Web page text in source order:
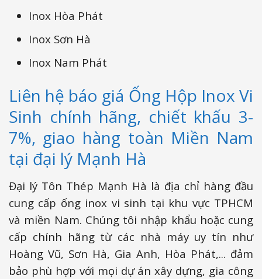
Inox Hòa Phát
Inox Sơn Hà
Inox Nam Phát
Liên hệ báo giá Ống Hộp Inox Vi
Sinh chính hãng, chiết khấu 3-
7%, giao hàng toàn Miền Nam
tại đại lý Mạnh Hà
Đại lý Tôn Thép Mạnh Hà là địa chỉ hàng đầu
cung cấp ống inox vi sinh tại khu vực TPHCM
và miền Nam. Chúng tôi nhập khẩu hoặc cung
cấp chính hãng từ các nhà máy uy tín như
Hoàng Vũ, Sơn Hà, Gia Anh, Hòa Phát,... đảm
bảo phù hợp với mọi dự án xây dựng, gia công